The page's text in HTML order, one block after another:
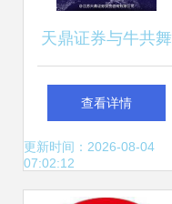
天鼎证券与牛共舞
5.0APP震撼上线
智能投顾新时代
查看详情
更新时间：2026-08-04
07:02:12